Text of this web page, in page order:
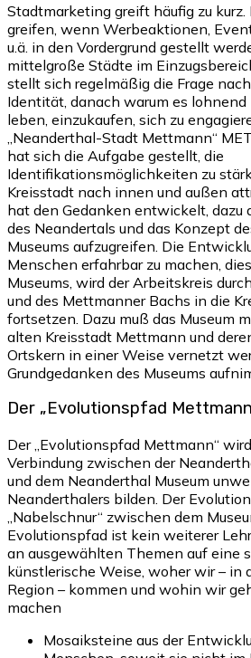
Stadtmarketing greift häufig zu kurz.
greifen, wenn Werbeaktionen,
u.ä. in den Vordergrund gestellt
mittelgroße Städte im
stellt sich regelmäßig die Frage
Identität, danach warum es lohnend
leben, einzukaufen, sich zu
„Neanderthal-Stadt Mettmann“
hat sich die Aufgabe gestellt, die
Identifikationsmöglichkeiten zu
Kreisstadt nach innen und außen
hat den Gedanken entwickelt, dazu
des Neandertals und das Konzept
Museums aufzugreifen. Die
Menschen erfahrbar zu machen,
Museums, wird der Arbeitskreis
und des Mettmanner Bachs in die
fortsetzen. Dazu muß das Museum
alten Kreisstadt Mettmann und
Ortskern in einer Weise vernetzt
Grundgedanken des Museums
Der „Evolutionspfad
Der „Evolutionspfad Mettmann“
Verbindung zwischen der
und dem Neanderthal Museum
Neanderthalers bilden. Der
„Nabelschnur“ zwischen dem
Evolutionspfad ist kein weiterer
an ausgewählten Themen auf eine
künstlerische Weise, woher wir – in
Region – kommen und wohin wir
machen
Mosaiksteine aus der